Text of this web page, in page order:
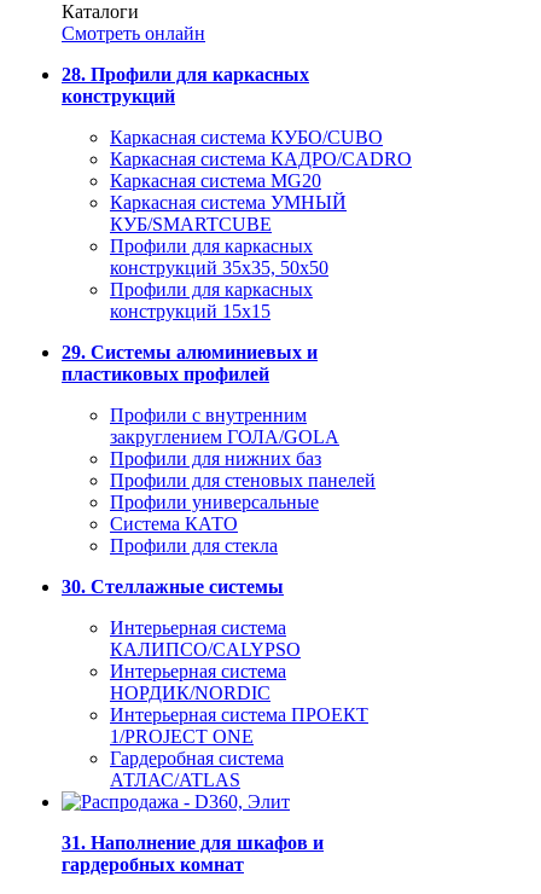
Каталоги
Смотреть онлайн
28. Профили для каркасных
конструкций
Каркасная система КУБО/CUBO
Каркасная система КАДРО/CADRO
Каркасная система MG20
Каркасная система УМНЫЙ
КУБ/SMARTCUBE
Профили для каркасных
конструкций 35x35, 50x50
Профили для каркасных
конструкций 15х15
29. Системы алюминиевых и
пластиковых профилей
Профили с внутренним
закруглением ГОЛА/GOLA
Профили для нижних баз
Профили для стеновых панелей
Профили универсальные
Система КАТО
Профили для стекла
30. Стеллажные системы
Интерьерная система
КАЛИПСО/CALYPSO
Интерьерная система
НОРДИК/NORDIC
Интерьерная система ПРОЕКТ
1/PROJECT ONE
Гардеробная система
АТЛАС/ATLAS
31. Наполнение для шкафов и
гардеробных комнат